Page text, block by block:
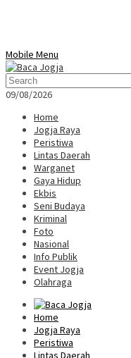
Mobile Menu
09/08/2026
Home
Jogja Raya
Peristiwa
Lintas Daerah
Warganet
Gaya Hidup
Ekbis
Seni Budaya
Kriminal
Foto
Nasional
Info Publik
Event Jogja
Olahraga
Home
Jogja Raya
Peristiwa
Lintas Daerah